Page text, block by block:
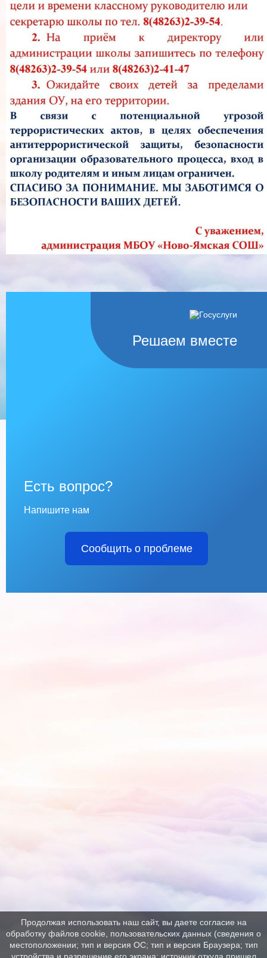
Решаем вместе
Есть вопрос?
Напишите нам
Сообщить о проблеме
Продолжая использовать наш сайт, вы даете согласие на
обработку файлов cookie, пользовательских данных (сведения о
местоположении; тип и версия ОС; тип и версия Браузера; тип